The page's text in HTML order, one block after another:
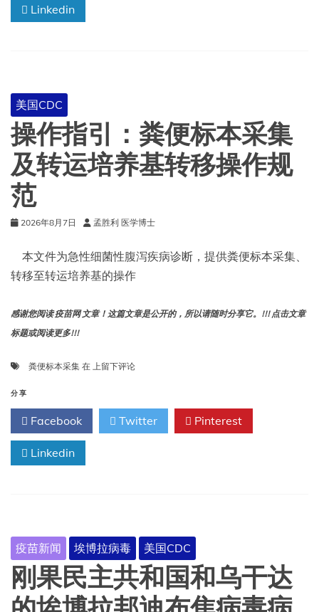
室
能
Linkedin
美国CDC
操作指引：粪便标本采集
及转运培养基转移操作规
范
2026年8月7日 孟胜利 医学博士
本文件为急性细菌性腹泻疾病诊断，提供粪便标本采集、
转移至转运培养基的操作
感谢您阅读 疫苗网 文章！这篇文章是公开的，所以请随时分享它。!!! 点击文章
标题或阅读更多!!!
粪便标本采集 在 操
引：
便
运
培
养
基
转
移
上留下评论
分享
Facebook Twitter Pinterest
Linkedin
疫苗新闻 埃博拉病毒 美国CDC
刚果民主共和国和乌干达